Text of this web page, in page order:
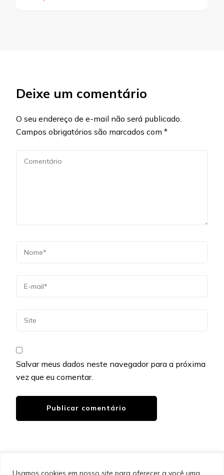
Usamos cookies em nosso site para oferecer a você uma
Deixe um comentário
O seu endereço de e-mail não será publicado.
Campos obrigatórios são marcados com *
Salvar meus dados neste navegador para a próxima
vez que eu comentar.